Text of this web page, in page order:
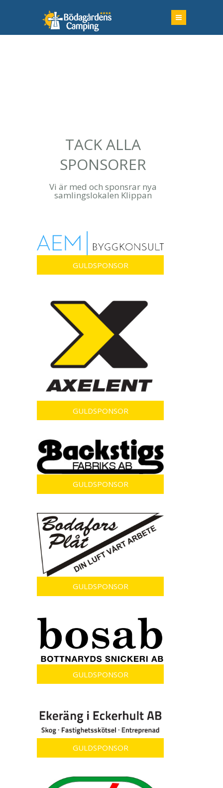
TACK ALLA
SPONSORER
Vi är med och sponsrar nya
samlingslokalen Klippan
GULDSPONSOR
GULDSPONSOR
GULDSPONSOR
GULDSPONSOR
GULDSPONSOR
GULDSPONSOR